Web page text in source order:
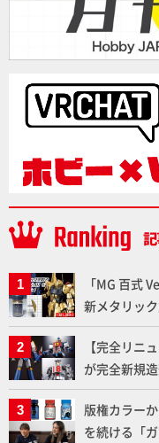
「MG 百式
新メタリッ
りに!!【試し
【完全リニ
が完全新規
下ろしでご
ト」セット
版権カラー
を続ける「